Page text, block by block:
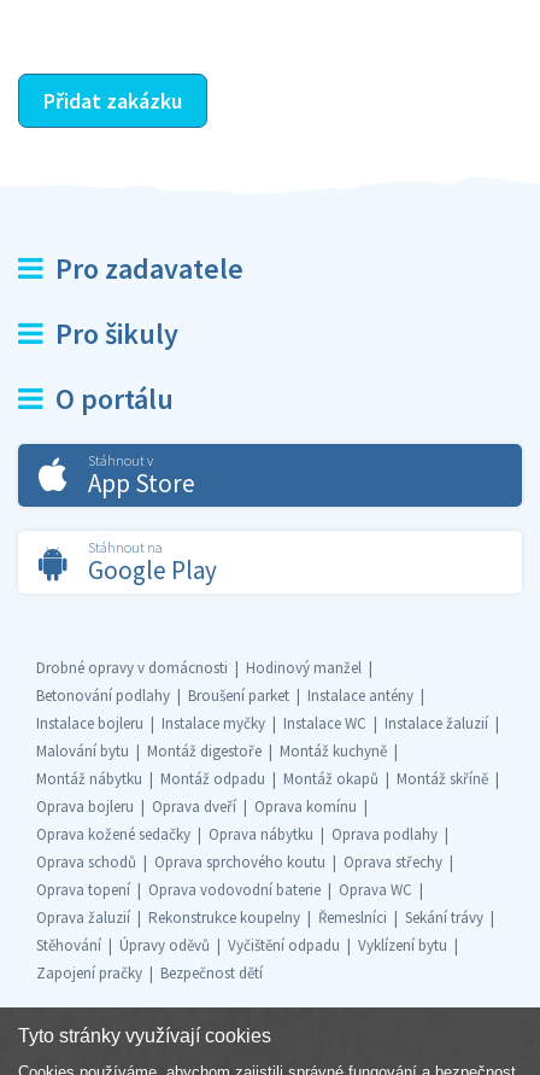
Přidat zakázku
Pro zadavatele
Pro šikuly
O portálu
Stáhnout v
App Store
Stáhnout na
Google Play
Drobné opravy v domácnosti
Hodinový manžel
Betonování podlahy
Broušení parket
Instalace antény
Instalace bojleru
Instalace myčky Instalace WC
Instalace žaluzií
Malování bytu
Montáž digestoře
Montáž kuchyně
Montáž nábytku
Montáž odpadu Montáž okapů
Montáž skříně
Oprava bojleru
Oprava dveří
Oprava komínu
Oprava kožené sedačky
Oprava nábytku
Oprava podlahy
Oprava schodů
Oprava sprchového koutu
Oprava střechy
Oprava topení
Oprava vodovodní baterie
Oprava WC
Oprava žaluzií
Rekonstrukce koupelny Řemeslníci
Sekání trávy
Stěhování
Úpravy oděvů Vyčištění odpadu
Vyklízení bytu
Zapojení pračky
Bezpečnost dětí
Tyto stránky využívají cookies